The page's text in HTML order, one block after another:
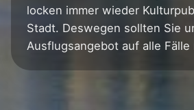
locken immer wieder
Stadt. Deswegen sollten Sie
Ausflugsangebot auf alle Fälle